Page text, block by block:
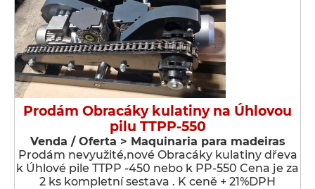
Prodám Obracáky kulatiny na Úhlovou
pilu TTPP-550
Venda / Oferta > Maquinaria para madeiras
Prodám nevyužité,nové Obracáky kulatiny dřeva
k Úhlové pile TTPP -450 nebo k PP-550 Cena je za
2 ks kompletní sestava . K ceně + 21%DPH